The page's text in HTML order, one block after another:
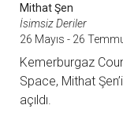
Mithat Şen
İsimsiz Deriler
26 Mayıs - 26
Kemerburgaz
Space, Mithat
açıldı.